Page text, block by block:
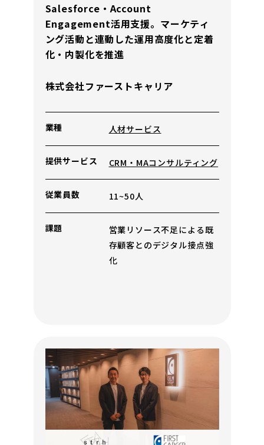
Salesforce・Account
Engagement活用支援。マーケティ
ング活動と連動した運用高度化と定着
化・内製化を推進
株式会社ファーストキャリア
業種 人材サービス
提供サービス CRM・MAコンサルティング
従業員数 11~50人
課題
営業リソース不足による既
存顧客とのデジタル接点強
化